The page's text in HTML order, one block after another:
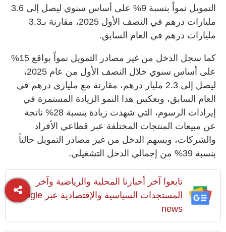
التمويل نمواً بنسبة 9% على أساس سنوي ليصل إلى 3.6
مليارات درهم في النصف الأول 2025، مقارنة بـ3.3
مليارات درهم في العام السابق.
كما سجل الدخل من غير مصادر التمويل نمواً بواقع 15%
على أساس سنوي خلال النصف الأول من عام 2025،
ليصل إلى 2.3 مليار درهم، مقارنة مع ملياري درهم في
العام السابق، ويعكس هذا النمو الزيادة المستمرة في
إيرادات الرسوم، التي شهدت زيادة بنسبة 28% ناتجة
عن مبيعات المنتجات المختلفة عبر قطاعي الأفراد
والشركات، ويسهم الدخل من غير مصادر التمويل حالياً
بنسبة 39% من إجمالي الدخل التشغيلي.
تابعوا آخر أخبارنا المحلية والرياضية وآخر
المستجدات السياسية والإقتصادية عبر Google
news